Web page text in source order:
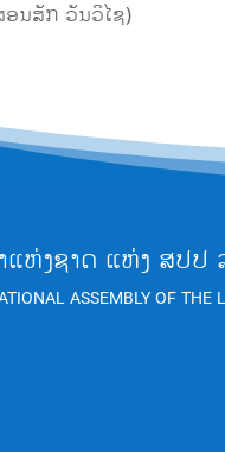
ອນສັກ ວັນວິໄຊ)
ແຫ່ງຊາດ ແຫ່ງ ສປປ
ASSEMBLY OF THE